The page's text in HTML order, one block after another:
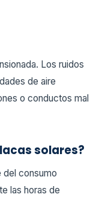
Los ruidos
de aire
o conductos mal
solares?
del consumo
las horas de